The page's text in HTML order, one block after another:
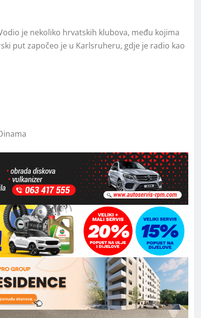
je nekoliko hrvatskih klubova, među kojima
put započeo je u Karlsruheru, gdje je radio kao